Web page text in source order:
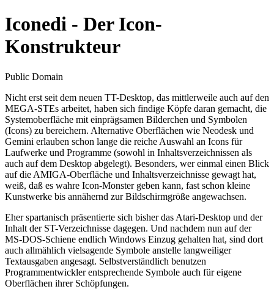
Iconedi - Der Icon-
Konstrukteur
Public Domain
Nicht erst seit dem neuen TT-Desktop, das mittlerweile auch auf den
MEGA-STEs arbeitet, haben sich findige Köpfe daran gemacht, die
Systemoberfläche mit einprägsamen Bilderchen und Symbolen
(Icons) zu bereichern. Alternative Oberflächen wie Neodesk und
Gemini erlauben schon lange die reiche Auswahl an Icons für
Laufwerke und Programme (sowohl in Inhaltsverzeichnissen als
auch auf dem Desktop abgelegt). Besonders, wer einmal einen Blick
auf die AMIGA-Oberfläche und Inhaltsverzeichnisse gewagt hat,
weiß, daß es wahre Icon-Monster geben kann, fast schon kleine
Kunstwerke bis annähernd zur Bildschirmgröße angewachsen.
Eher spartanisch präsentierte sich bisher das Atari-Desktop und der
Inhalt der ST-Verzeichnisse dagegen. Und nachdem nun auf der
MS-DOS-Schiene endlich Windows Einzug gehalten hat, sind dort
auch allmählich vielsagende Symbole anstelle langweiliger
Textausgaben angesagt. Selbstverständlich benutzen
Programmentwickler entsprechende Symbole auch für eigene
Oberflächen ihrer Schöpfungen.